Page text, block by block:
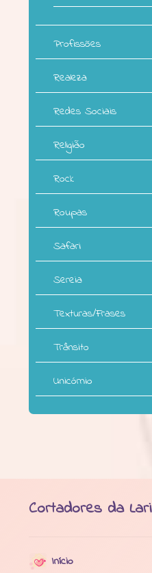
Profissões
Realeza
Redes Sociais
Religião
Rock
Roupas
Safari
Sereia
Texturas/Frases
Trânsito
Unicórnio
Cortadores da Lari
Início